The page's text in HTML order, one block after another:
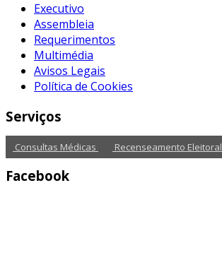
Executivo
Assembleia
Requerimentos
Multimédia
Avisos Legais
Política de Cookies
Serviços
Consultas Médicas Recenseamento Eleitoral
Facebook